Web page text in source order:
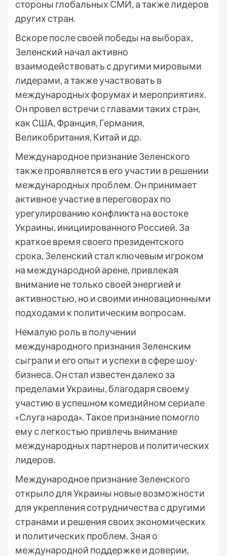
стороны глобальных СМИ, а также лидеров
других стран.
Вскоре после своей победы на выборах,
Зеленский начал активно
взаимодействовать с другими мировыми
лидерами, а также участвовать в
международных форумах и мероприятиях.
Он провел встречи с главами таких стран,
как США, Франция, Германия,
Великобритания, Китай и др.
Международное признание Зеленского
также проявляется в его участии в решении
международных проблем. Он принимает
активное участие в переговорах по
урегулированию конфликта на востоке
Украины, инициированного Россией. За
краткое время своего президентского
срока, Зеленский стал ключевым игроком
на международной арене, привлекая
внимание не только своей энергией и
активностью, но и своими инновационными
подходами к политическим вопросам.
Немалую роль в получении
международного признания Зеленским
сыграли и его опыт и успехи в сфере шоу-
бизнеса. Он стал известен далеко за
пределами Украины, благодаря своему
участию в успешном комедийном сериале
«Слуга народа». Такое признание помогло
ему с легкостью привлечь внимание
международных партнеров и политических
лидеров.
Международное признание Зеленского
открыло для Украины новые возможности
для укрепления сотрудничества с другими
странами и решения своих экономических
и политических проблем. Зная о
международной поддержке и доверии,